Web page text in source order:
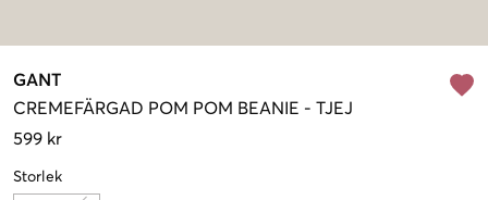
GANT
CREMEFÄRGAD POM POM BEANIE - TJEJ
599 kr
Storlek